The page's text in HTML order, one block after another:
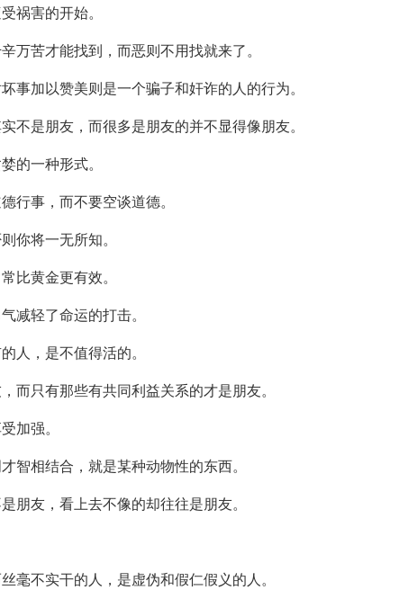
祸害的开始。
万苦才能找到，而恶则不用找就来了。
事加以赞美则是一个骗子和奸诈的人的行为。
不是朋友，而很多是朋友的并不显得像朋友。
的一种形式。
行事，而不要空谈道德。
你将一无所知。
比黄金更有效。
减轻了命运的打击。
人，是不值得活的。
而只有那些有共同利益关系的才是朋友。
加强。
智相结合，就是某种动物性的东西。
朋友，看上去不像的却往往是朋友。
毫不实干的人，是虚伪和假仁假义的人。